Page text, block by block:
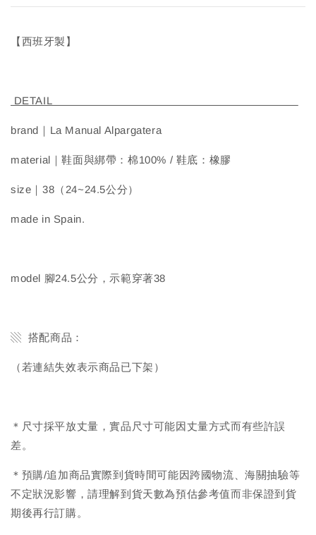
【西班牙製】
DETAIL
brand｜La Manual Alpargatera
material｜鞋面與綁帶：棉100% / 鞋底：橡膠
size｜38（24~24.5公分）
made in Spain.
model 腳24.5公分，示範穿著38
▧ 搭配商品：
（若連結失效表示商品已下架）
＊尺寸採平放丈量，實品尺寸可能因丈量方式而有些許誤
差。
＊預購/追加商品實際到貨時間可能因跨國物流、海關抽驗等
不定狀況影響，請理解到貨天數為預估參考值而非保證到貨
期後再行訂購。